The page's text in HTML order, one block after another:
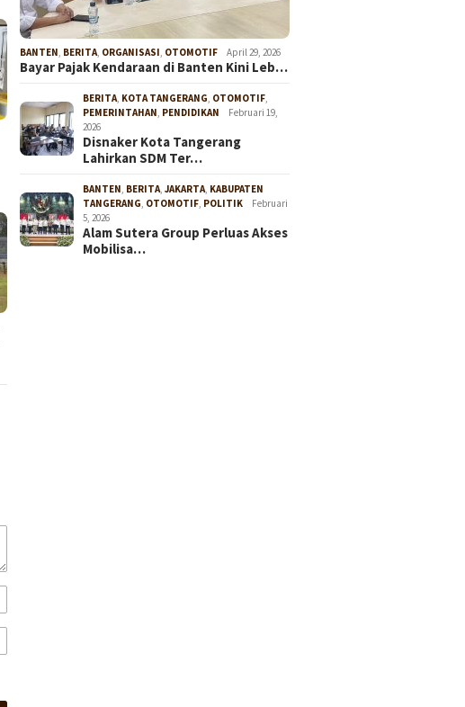
BANTEN, BERITA, ORGANISASI, OTOMOTIF April 29, 2026
Bayar Pajak Kendaraan di Banten Kini Leb…
BERITA, KOTA TANGERANG, OTOMOTIF,
PEMERINTAHAN, PENDIDIKAN
Februari 19,
2026
Disnaker Kota Tangerang
Lahirkan SDM Ter…
BANTEN, BERITA,JAKARTA, KABUPATEN
TANGERANG, OTOMOTIF, POLITIK
Februari
5, 2026
Alam Sutera Group Perluas Akses
Mobilisa…